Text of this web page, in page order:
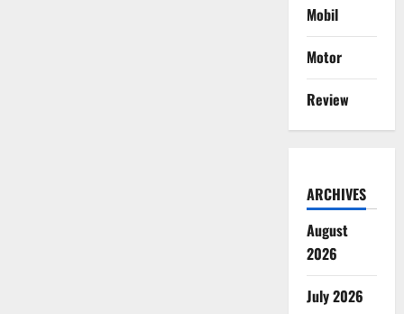
Mobil
Motor
Review
ARCHIVES
August
2026
July 2026